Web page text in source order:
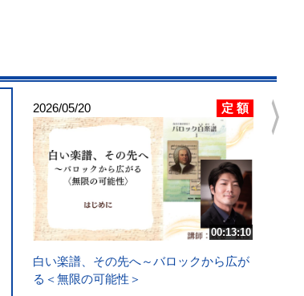
2026/05/20 定 額
00:13:10
白い楽譜、その先へ～バロックから広が
る＜無限の可能性＞
chevron_right